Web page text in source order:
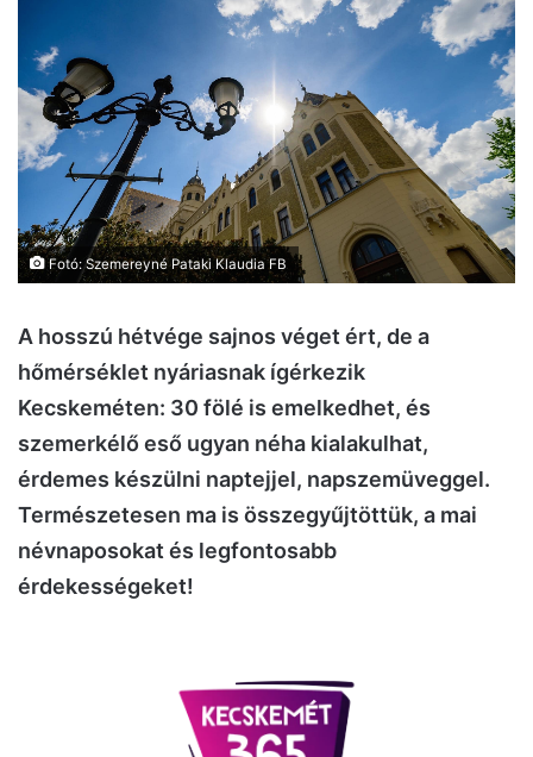
Fotó: Szemereyné Pataki Klaudia FB
A hosszú hétvége sajnos véget ért, de a
hőmérséklet nyáriasnak ígérkezik
Kecskeméten: 30 fölé is emelkedhet, és
szemerkélő eső ugyan néha kialakulhat,
érdemes készülni naptejjel, napszemüveggel.
Természetesen ma is összegyűjtöttük, a mai
névnaposokat és legfontosabb
érdekességeket!